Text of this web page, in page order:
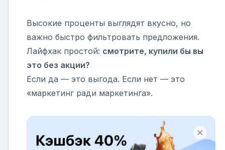
Высокие проценты выглядят вкусно, но
важно быстро фильтровать предложения.
Лайфхак простой: смотрите, купили бы вы
это без акции?
Если да — это выгода. Если нет — это
«маркетинг ради маркетинга».